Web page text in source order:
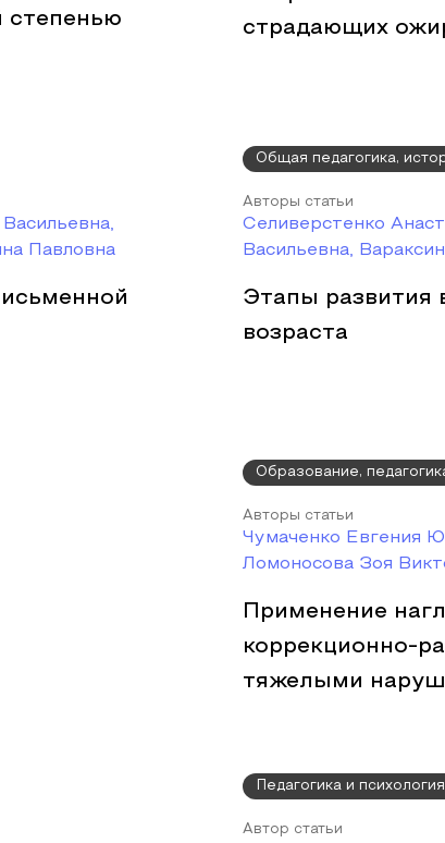
степенью
страдающих
Павловна
Общая педагогика,
Авторы статьи
Селиверстенко
Васильевна,
Этапы развития
возраста
Образование,
Авторы статьи
Чумаченко Евгения
Ломоносова Зоя
Применение
коррекционно-
тяжелыми
Педагогика и психология
Автор статьи